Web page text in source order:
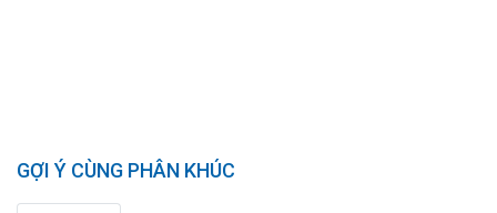
GỢI Ý CÙNG PHÂN KHÚC